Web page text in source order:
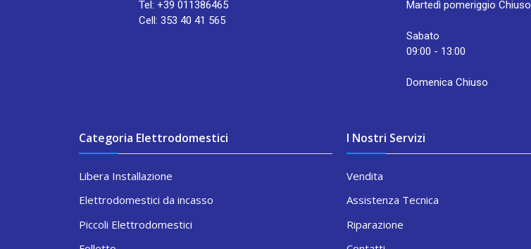
Tel: +39 011386465
Cell: 353 40 41 565
Martedì pomeriggio Chiuso
Sabato
09:00 - 13:00
Domenica Chiuso
Categoria Elettrodomestici
Libera Installazione
Elettrodomestici da incasso
Piccoli Elettrodomestici
I Nostri Servizi
Vendita
Assistenza Tecnica
Riparazione